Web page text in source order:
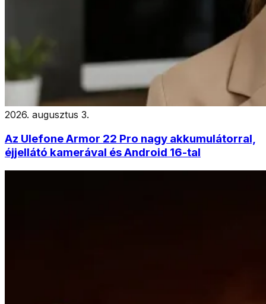
2026. augusztus 3.
Az Ulefone Armor 22 Pro nagy akkumulátorral,
éjjellátó kamerával és Android 16-tal